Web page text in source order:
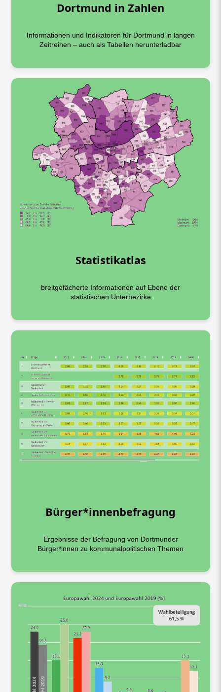
Dortmund in Zahlen
Informationen und Indikatoren für Dortmund in langen
Zeitreihen – auch als Tabellen herunterladbar
Statistikatlas
breitgefächerte Informationen auf Ebene der
statistischen Unterbezirke
Bürger*innenbefragung
Ergebnisse der Befragung von Dortmunder
Bürger*innen zu kommunalpolitischen Themen